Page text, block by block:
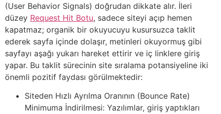
(User Behavior Signals) doğrudan dikkate alır. İleri
düzey Request Hit Botu, sadece siteyi açıp hemen
kapatmaz; organik bir okuyucuyu kusursuzca taklit
ederek sayfa içinde dolaşır, metinleri okuyormuş gibi
sayfayı aşağı yukarı hareket ettirir ve iç linklere giriş
yapar. Bu taklit sürecinin site sıralama potansiyeline iki
önemli pozitif faydası görülmektedir:
Siteden Hızlı Ayrılma Oranının (Bounce Rate)
Minimuma İndirilmesi: Yazılımlar, giriş yaptıkları